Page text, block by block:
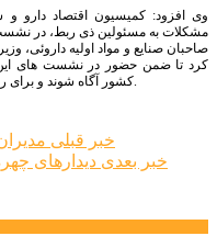
وی افزود: کمیسیون اقتصاد دارو
مشکلات به مسئولین ذی ربط، در
صاحبان صنایع و مواد اولیه داروئی،
کرد تا ضمن حضور در نشست های
کشور آگاه شوند و برای رفع دغدغه های فعالان این صنعت چاره اندیشی کنند.
خبر قبلی
خبر بعدی دیدارهای